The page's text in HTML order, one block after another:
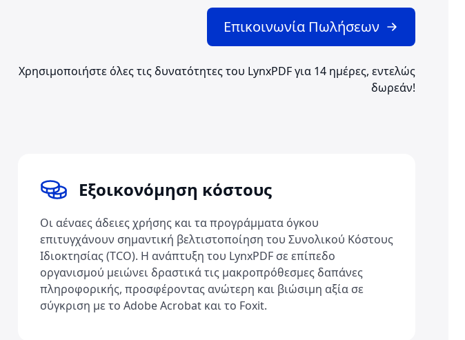
Επικοινωνία Πωλήσεων
Χρησιμοποιήστε όλες τις δυνατότητες του LynxPDF για 14 ημέρες, εντελώς
δωρεάν!
Εξοικονόμηση κόστους
Οι αέναες άδειες χρήσης και τα προγράμματα όγκου
επιτυγχάνουν σημαντική βελτιστοποίηση του Συνολικού Κόστους
Ιδιοκτησίας (TCO). Η ανάπτυξη του LynxPDF σε επίπεδο
οργανισμού μειώνει δραστικά τις μακροπρόθεσμες δαπάνες
πληροφορικής, προσφέροντας ανώτερη και βιώσιμη αξία σε
σύγκριση με το Adobe Acrobat και το Foxit.